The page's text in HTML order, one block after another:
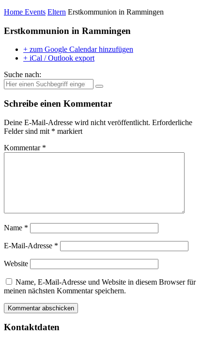
Home Events Eltern Erstkommunion in Rammingen
Erstkommunion in Rammingen
+ zum Google Calendar hinzufügen
+ iCal / Outlook export
Suche nach:
Schreibe einen Kommentar
Deine E-Mail-Adresse wird nicht veröffentlicht. Erforderliche
Felder sind mit * markiert
Kommentar *
Name *
E-Mail-Adresse *
Website
Name, E-Mail-Adresse und Website in diesem Browser für
meinen nächsten Kommentar speichern.
Kontaktdaten